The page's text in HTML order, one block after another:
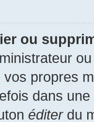
ou
propres
dans
éditerdu